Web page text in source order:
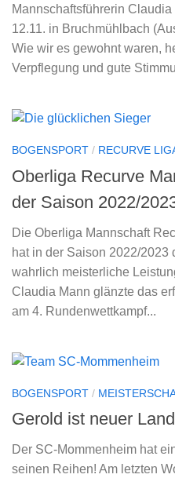
Mannschaftsführerin
12.11. in Bruchmühlbach
Wie wir es gewohnt waren,
Verpflegung und gute
BOGENSPORT / RECURVE
Oberliga Recurve
der Saison 2022/
Die Oberliga Mannschaft
hat in der Saison 2022/2023
wahrlich meisterliche
Claudia Mann glänzte das
am 4. Rundenwettkampf...
BOGENSPORT /
Gerold ist neuer
Der SC-Mommenheim hat
seinen Reihen! Am letzten